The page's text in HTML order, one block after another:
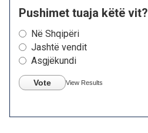
Pushimet tuaja këtë vit?
Në Shqipëri
Jashtë vendit
Asgjëkundi
Vote View Results